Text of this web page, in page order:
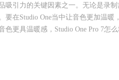
吸引力的关键因素之一。无论是录
在Studio One当中让音色更加温
更具温暖感，Studio One Pro 7怎么